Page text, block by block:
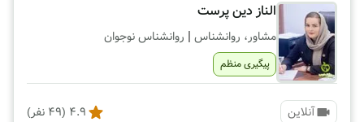
الناز دین پرست
مشاور، روانشناس | روانشناس نوجوان
پیگیری منظم
آنلاین 4.9
(
49 نفر)